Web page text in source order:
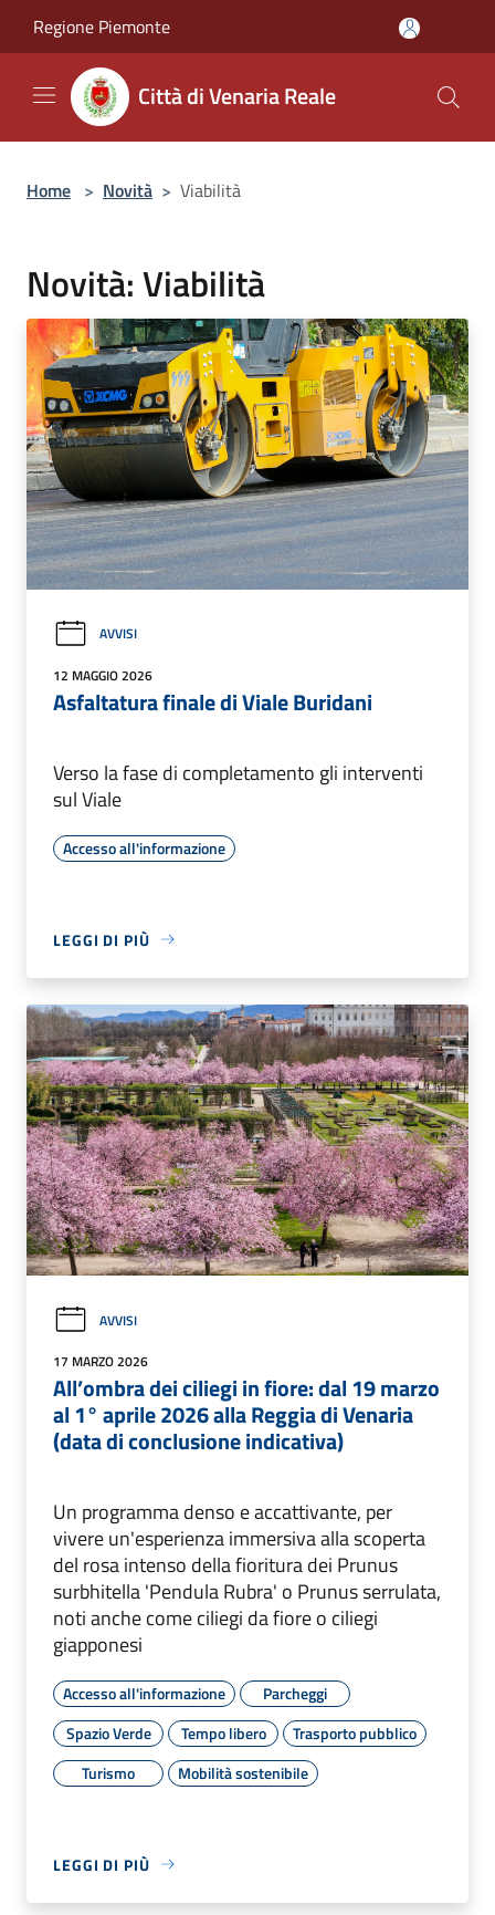
Regione Piemonte
Città di Venaria Reale
Home > Novità > Viabilità
Novità: Viabilità
AVVISI
12 MAGGIO 2026
Asfaltatura finale di Viale Buridani
Verso la fase di completamento gli interventi
sul Viale
Accesso all'informazione
LEGGI DI PIÙ
AVVISI
17 MARZO 2026
All’ombra dei ciliegi in fiore: dal 19 marzo
al 1° aprile 2026 alla Reggia di Venaria
(data di conclusione indicativa)
Un programma denso e accattivante, per
vivere un'esperienza immersiva alla scoperta
del rosa intenso della fioritura dei Prunus
surbhitella 'Pendula Rubra' o Prunus serrulata,
noti anche come ciliegi da fiore o ciliegi
giapponesi
Accesso all'informazione
Parcheggi
Spazio Verde
Tempo libero
Trasporto pubblico
Turismo
Mobilità sostenibile
LEGGI DI PIÙ